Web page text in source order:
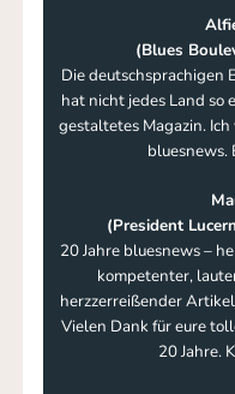
(Blues
Die deutschsprachigen
hat nicht jedes Land so
gestaltetes Magazin.
bluesnews.
(President
20 Jahre bluesnews –
kompetenter,
herzzerreißender
Vielen Dank für eure
20 Jahre.